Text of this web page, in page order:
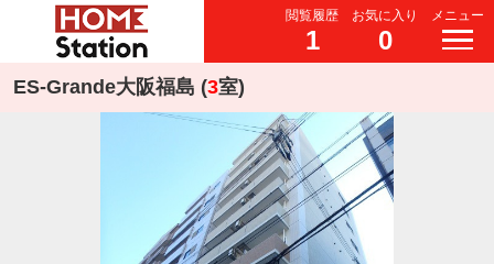
閲覧履歴
1
お気に入り
0
メニュー
ES-Grande大阪福島 (3室)